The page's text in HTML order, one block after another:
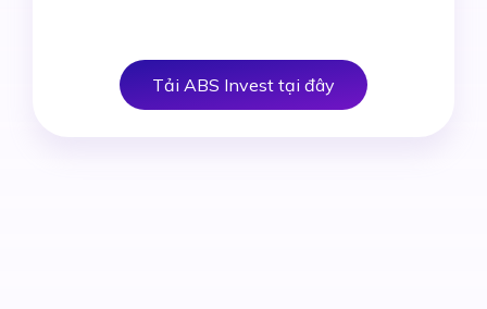
Tải ABS Invest tại đây